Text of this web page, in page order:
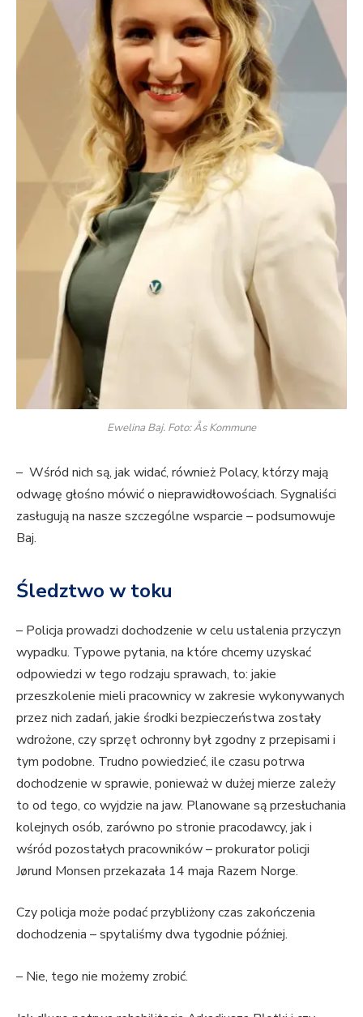
Ewelina Baj. Foto: Ås Kommune
– Wśród nich są, jak widać, również Polacy, którzy mają
odwagę głośno mówić o nieprawidłowościach. Sygnaliści
zasługują na nasze szczególne wsparcie – podsumowuje
Baj.
Śledztwo w toku
– Policja prowadzi dochodzenie w celu ustalenia przyczyn
wypadku. Typowe pytania, na które chcemy uzyskać
odpowiedzi w tego rodzaju sprawach, to: jakie
przeszkolenie mieli pracownicy w zakresie wykonywanych
przez nich zadań, jakie środki bezpieczeństwa zostały
wdrożone, czy sprzęt ochronny był zgodny z przepisami i
tym podobne. Trudno powiedzieć, ile czasu potrwa
dochodzenie w sprawie, ponieważ w dużej mierze zależy
to od tego, co wyjdzie na jaw. Planowane są przesłuchania
kolejnych osób, zarówno po stronie pracodawcy, jak i
wśród pozostałych pracowników – prokurator policji
Jørund Monsen przekazała 14 maja Razem Norge.
Czy policja może podać przybliżony czas zakończenia
dochodzenia – spytaliśmy dwa tygodnie później.
– Nie, tego nie możemy zrobić.